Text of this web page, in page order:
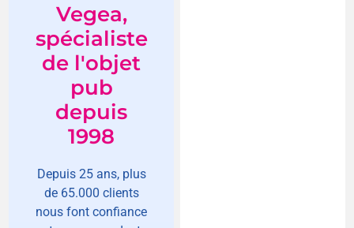
Vegea,
spécialiste
de l'objet
pub
depuis
1998
Depuis 25 ans, plus
de 65.000 clients
nous font confiance